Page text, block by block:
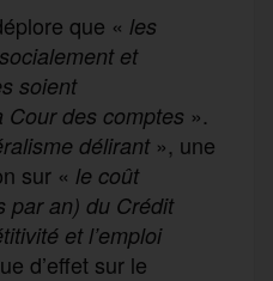
que « les
et
soient
Cour des comptes ».
délirant », une
sur « le coût
par an) du Crédit
et l’emploi
d’effet sur le